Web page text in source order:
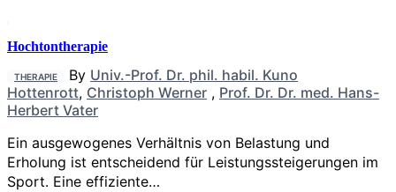
Hochtontherapie
THERAPIE By Univ.-Prof. Dr. phil. habil. Kuno
Hottenrott, Christoph Werner , Prof. Dr. Dr. med. Hans-
Herbert Vater
Ein ausgewogenes Verhältnis von Belastung und
Erholung ist entscheidend für Leistungssteigerungen im
Sport. Eine effiziente…